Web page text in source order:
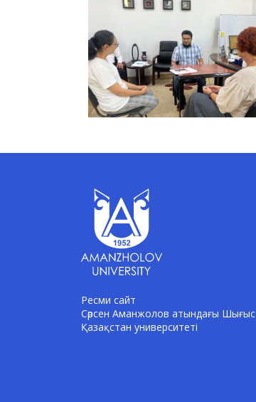
Ресми сайт
Сәрсен Аманжолов атындағы Шығыс
Қазақстан университеті